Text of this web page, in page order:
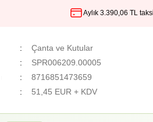
Aylık 3.390,06 TL
Çanta ve Kutular
SPR006209.00005
8716851473659
51,45 EUR + KDV